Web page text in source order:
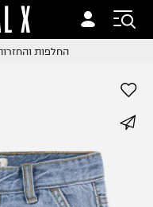
X
החלפות והחזרות בקליק
עם שליח עד הבית!
משלוח חינם מעל ₪249
החלפות והחזרות בקליק
החלפות
facebook
pinterest